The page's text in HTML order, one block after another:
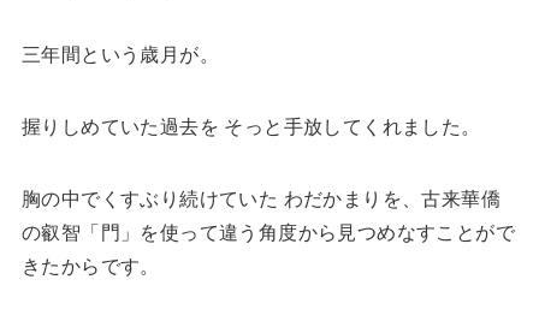
三年間という歳月が。
握りしめていた過去を そっと手放してくれました。
胸の中でくすぶり続けていた わだかまりを、古来華僑
の叡智「門」を使って違う角度から見つめなすことがで
きたからです。